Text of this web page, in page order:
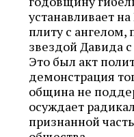
устанавливает
плиту с ангелом,
звездой Давида
Это был акт
демонстрация
община не
осуждает
признанной